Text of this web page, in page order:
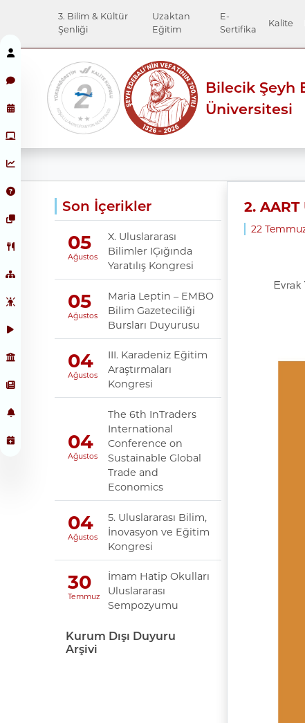
3. Bilim & Kültür
Şenliği
Uzaktan
Eğitim
E-
Sertifika
Kalite
Bilecik Şeyh
Üniversitesi
Son İçerikler
05
Ağustos
X. Uluslararası
Bilimler IĢığında
Yaratılış Kongresi
05
Ağustos
Maria Leptin – EMBO
Bilim Gazeteciliği
Bursları Duyurusu
04
Ağustos
III. Karadeniz Eğitim
Araştırmaları
Kongresi
04
Ağustos
The 6th InTraders
International
Conference on
Sustainable Global
Trade and
Economics
04
Ağustos
5. Uluslararası Bilim,
İnovasyon ve Eğitim
Kongresi
30
Temmuz
İmam Hatip Okulları
Uluslararası
Sempozyumu
Kurum Dışı Duyuru
Arşivi
2.
22